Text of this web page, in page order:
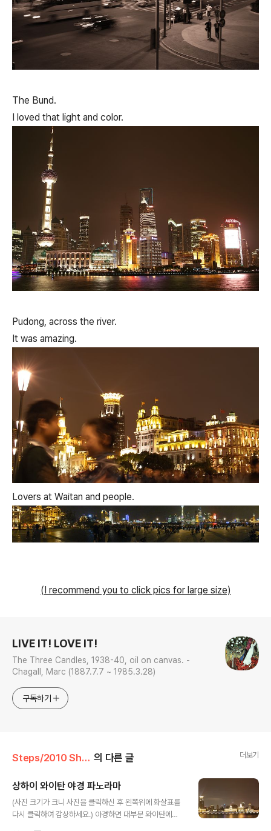
The Bund.
I loved that light and color.
Pudong, across the river.
It was amazing.
Lovers at Waitan and people.
(I recommend you to click pics for large size)
LIVE IT! LOVE IT!
The Three Candles, 1938-40, oil on canvas. -
Chagall, Marc (1887.7.7 ~ 1985.3.28)
구독하기
Steps/2010 Shanghai, China 의 다른 글 더보기
상하이 와이탄 야경 파노라마
(사진 크기가 크니 사진을 클릭하신 후 왼쪽위에 화살표를
다시 클릭하여 감상하세요.) 야경하면 대부분 와이탄에서